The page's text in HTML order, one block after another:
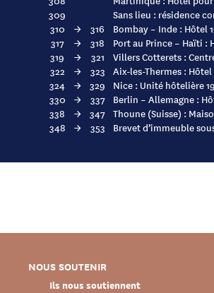
309
Sans lieu : résidence
310
→ 316
Bombay – Inde : Hôtel
317
→ 318
Port au Prince – Haïti :
319
→ 321
Villers Cotterets :
322
→ 323 Aix-les-Thermes : Hôtel
324
→ 329
Nice : Unité hôtelière
330
→ 337
Berlin – Allemagne :
338
→ 347 Thoune (Suisse) :
348
→ 353 Brevet d’immeuble
NOUS SOUTENIR
Ils nous soutiennent